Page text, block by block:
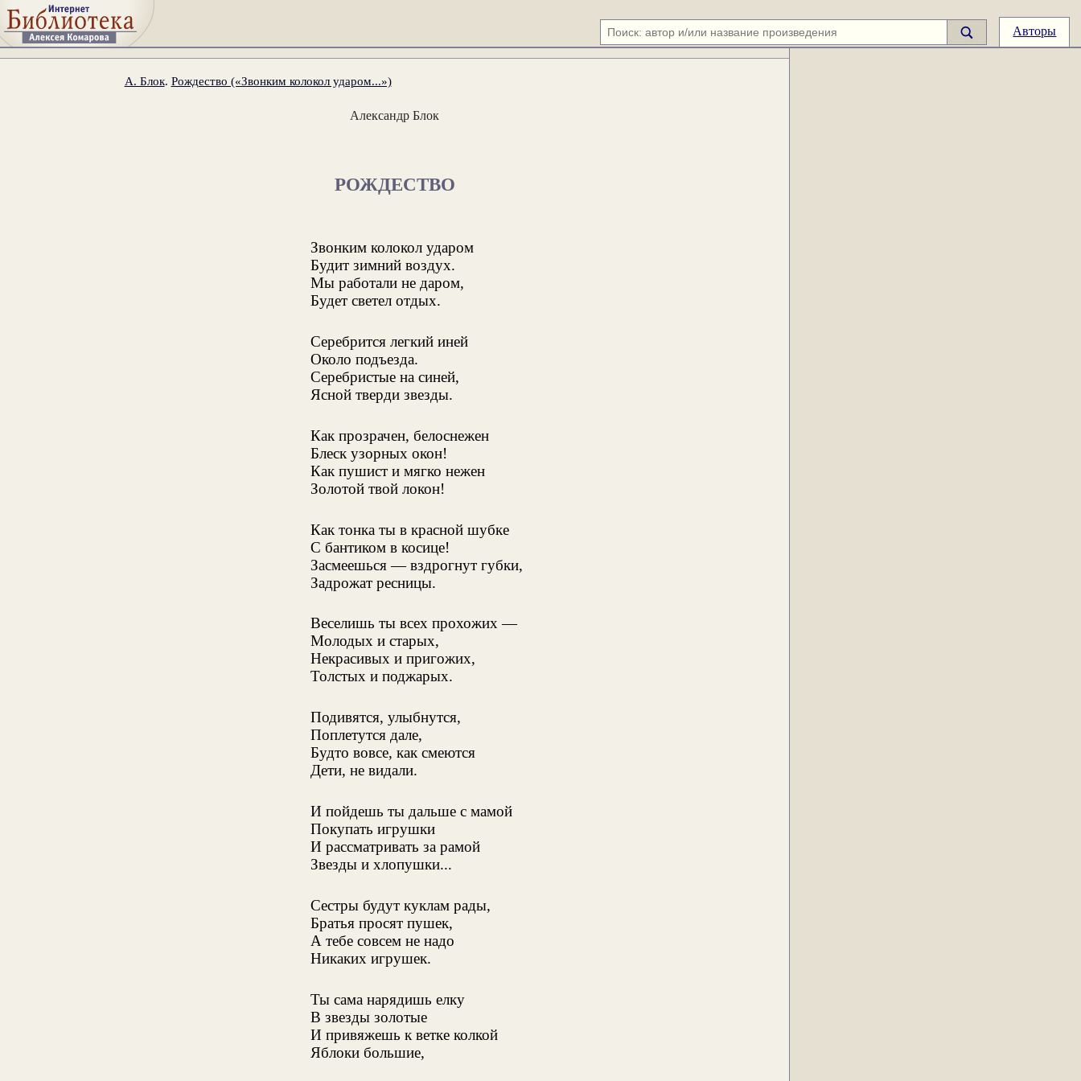
Авторы
А. Блок. Рождество («Звонким колокол ударом...»)
Александр Блок
РОЖДЕСТВО
Звонким колокол ударом
Будит зимний воздух.
Мы работали не даром,
Будет светел отдых.
Серебрится легкий иней
Около подъезда.
Серебристые на синей,
Ясной тверди звезды.
Как прозрачен, белоснежен
Блеск узорных окон!
Как пушист и мягко нежен
Золотой твой локон!
Как тонка ты в красной шубке
С бантиком в косице!
Засмеешься — вздрогнут губки,
Задрожат ресницы.
Веселишь ты всех прохожих —
Молодых и старых,
Некрасивых и пригожих,
Толстых и поджарых.
Подивятся, улыбнутся,
Поплетутся дале,
Будто вовсе, как смеются
Дети, не видали.
И пойдешь ты дальше с мамой
Покупать игрушки
И рассматривать за рамой
Звезды и хлопушки...
Сестры будут куклам рады,
Братья просят пушек,
А тебе совсем не надо
Никаких игрушек.
Ты сама нарядишь елку
В звезды золотые
И привяжешь к ветке колкой
Яблоки большие,